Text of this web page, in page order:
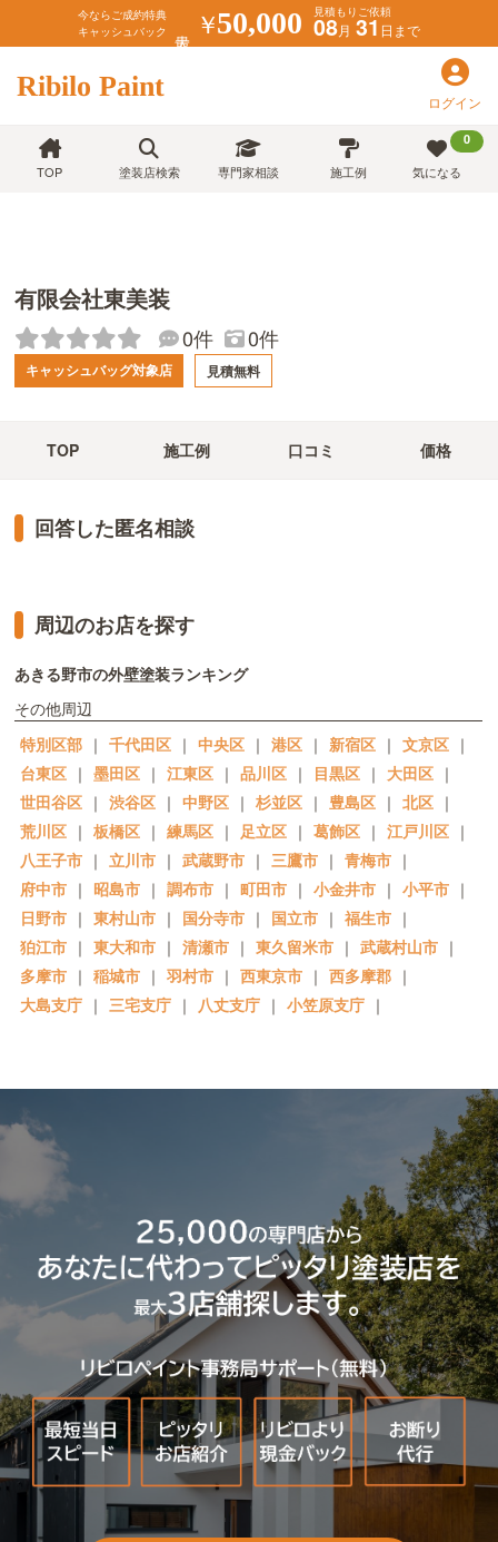
今ならご成約特典
キャッシュバック
￥50,000 見積もりご依頼
08月 31日まで
Ribilo Paint ログイン
TOP 塗装店検索 専門家相談 施工例
0
気になる
有限会社東美装
0件 0件
キャッシュバッグ対象店 見積無料
TOP 施工例 口コミ 価格
回答した匿名相談
周辺のお店を探す
あきる野市の外壁塗装ランキング
その他周辺
特別区部 ｜ 千代田区 ｜ 中央区 ｜ 港区 ｜ 新宿区 ｜ 文京区 ｜
台東区 ｜ 墨田区 ｜ 江東区 ｜ 品川区 ｜ 目黒区 ｜ 大田区 ｜
世田谷区 ｜ 渋谷区 ｜ 中野区 ｜ 杉並区 ｜ 豊島区 ｜ 北区 ｜
荒川区 ｜ 板橋区 ｜ 練馬区 ｜ 足立区 ｜ 葛飾区 ｜ 江戸川区 ｜
八王子市 ｜ 立川市 ｜ 武蔵野市 ｜ 三鷹市 ｜ 青梅市 ｜
府中市 ｜ 昭島市 ｜ 調布市 ｜ 町田市 ｜ 小金井市 ｜ 小平市 ｜
日野市 ｜ 東村山市 ｜ 国分寺市 ｜ 国立市 ｜ 福生市 ｜
狛江市 ｜ 東大和市 ｜ 清瀬市 ｜ 東久留米市 ｜ 武蔵村山市 ｜
多摩市 ｜ 稲城市 ｜ 羽村市 ｜ 西東京市 ｜ 西多摩郡 ｜
大島支庁 ｜ 三宅支庁 ｜ 八丈支庁 ｜ 小笠原支庁 ｜